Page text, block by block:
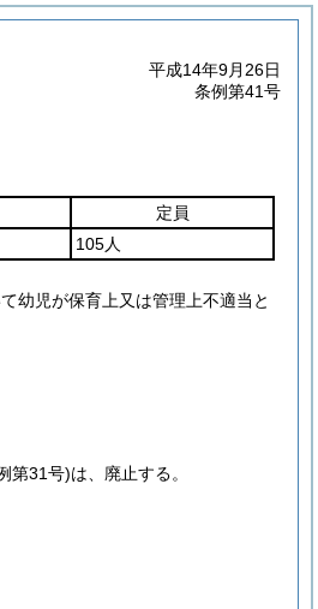
平成14年9月26日
条例第41号
定員
105人
幼児が保育上又は管理上不適当と
第31号)は、廃止する。